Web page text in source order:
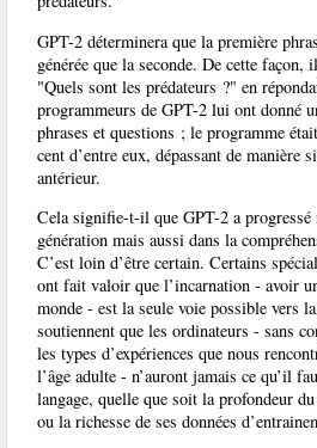
GPT-2 déterminera que la première
générée que la seconde. De cette
"Quels sont les prédateurs ?" en
programmeurs de GPT-2 lui ont donné
phrases et questions ; le programme
cent d’entre eux, dépassant de manière
antérieur.
Cela signifie-t-il que GPT-2 a progressé
génération mais aussi dans la
C’est loin d’être certain. Certains
ont fait valoir que l’incarnation - avoir
monde - est la seule voie possible vers
soutiennent que les ordinateurs - sans
les types d’expériences que nous
l’âge adulte - n’auront jamais ce qu’il
langage, quelle que soit la profondeur
ou la richesse de ses données